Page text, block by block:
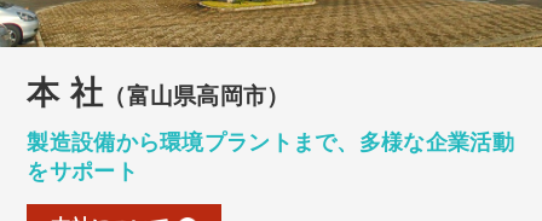
本 社 （富山県高岡市）
製造設備から環境プラントまで、 多様な企業活動
をサポート